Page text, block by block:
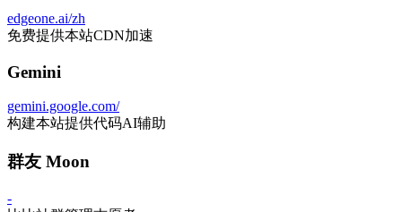
edgeone.ai/zh
免费提供本站CDN加速
Gemini
gemini.google.com/
构建本站提供代码AI辅助
群友 Moon
-